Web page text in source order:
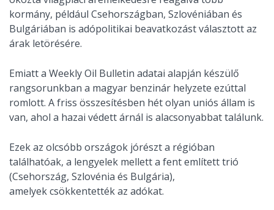
kormány, például Csehországban, Szlovéniában és
Bulgáriában is adópolitikai beavatkozást választott az
árak letörésére.
Emiatt a Weekly Oil Bulletin adatai alapján készülő
rangsorunkban a magyar benzinár helyzete ezúttal
romlott. A friss összesítésben hét olyan uniós állam is
van, ahol a hazai védett árnál is alacsonyabbat találunk.
Ezek az olcsóbb országok jórészt a régióban
találhatóak, a lengyelek mellett a fent említett trió
(Csehország, Szlovénia és Bulgária),
amelyek csökkentették az adókat.